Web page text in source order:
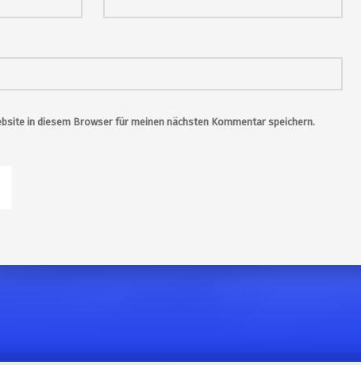
in diesem Browser für meinen nächsten Kommentar speichern.